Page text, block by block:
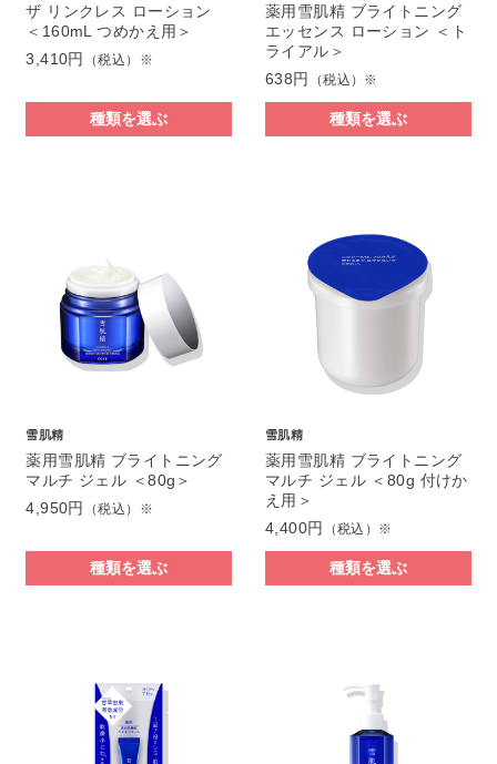
ザ リンクレス ローション
＜160mL つめかえ用＞
3,410円
（税込）※
種類を選ぶ
薬用雪肌精 ブライトニング
エッセンス ローション ＜ト
ライアル＞
638円
（税込）※
種類を選ぶ
雪肌精
薬用雪肌精 ブライトニング
マルチ ジェル ＜80g＞
4,950円
（税込）※
種類を選ぶ
雪肌精
薬用雪肌精 ブライトニング
マルチ ジェル ＜80g 付けか
え用＞
4,400円
（税込）※
種類を選ぶ